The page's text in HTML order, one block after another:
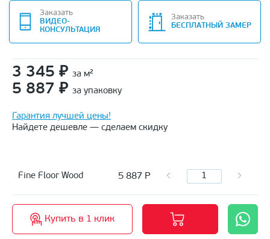
Заказать
ВИДЕО-
КОНСУЛЬТАЦИЯ
Заказать
БЕСПЛАТНЫЙ ЗАМЕР
3 345 ₽ за м²
5 887 ₽ за упаковку
Гарантия лучшей цены!
Найдете дешевле — сделаем скидку
Fine Floor Wood 5 887 Р
Купить в 1 клик